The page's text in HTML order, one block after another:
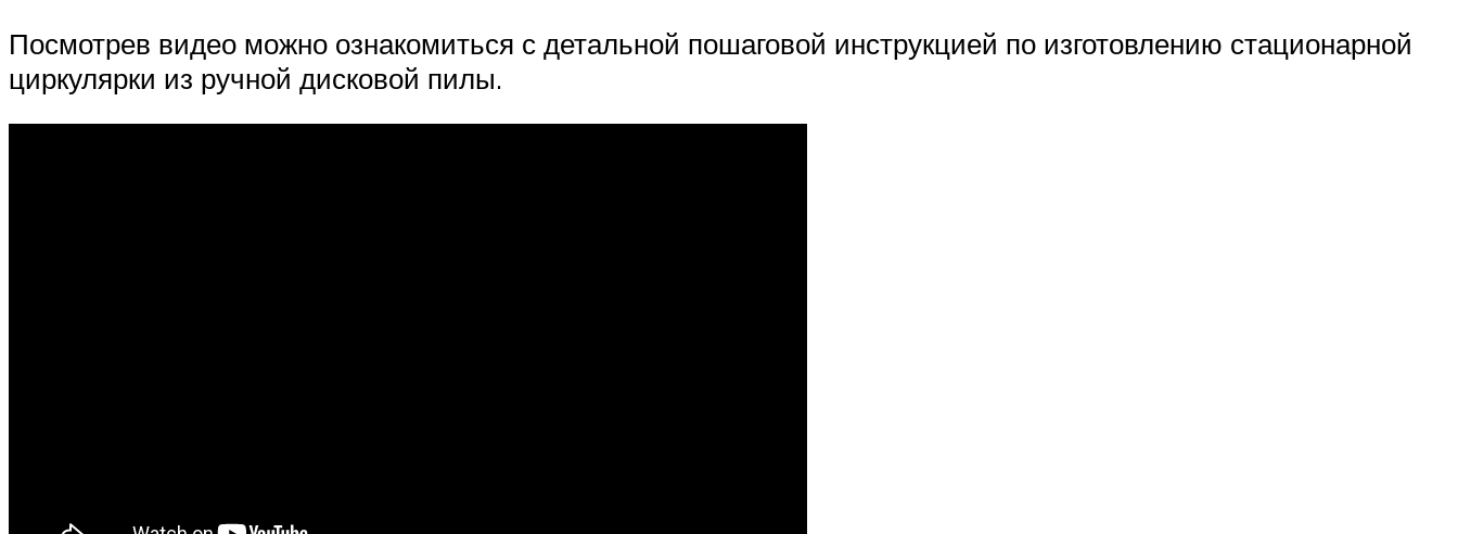
Посмотрев видео можно ознакомиться с детальной пошаговой инструкцией по изготовлению стационарной
циркулярки из ручной дисковой пилы.